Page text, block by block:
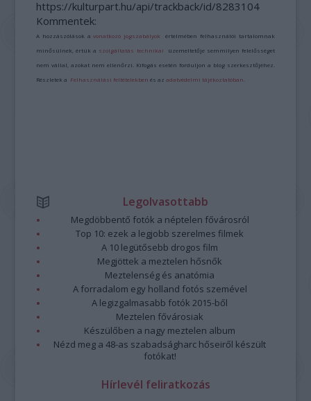
https://kulturpart.hu/api/trackback/id/8283104
Kommentek:
A hozzászólások avonatkozó jogszabályok értelmében felhasználói tartalomnak
minősülnek, értük a szolgáltatás technikai üzemeltetője semmilyen felelősséget
nem vállal, azokat nem ellenőrzi. Kifogás esetén forduljon a blog szerkesztőjéhez.
Részletek a Felhasználási feltételekben és azadatvédelmi tájékoztatóban
Legolvasottabb
Megdöbbentő fotók a néptelen fővárosról
Top 10: ezek a legjobb szerelmes filmek
A 10 legütősebb drogos film
Megjöttek a meztelen hősnők
Meztelenség és anatómia
A forradalom egy holland fotós szemével
A legizgalmasabb fotók 2015-ből
Meztelen fővárosiak
Készülőben a nagy meztelen album
Nézd meg a 48-as szabadságharc hőseiről készült
fotókat!
Hírlevél feliratkozás